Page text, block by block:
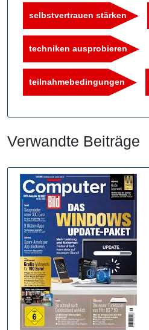
selbstvertrauen stärken
techniken ausprobieren
teilnahmebedingungen
Verwandte Beiträge